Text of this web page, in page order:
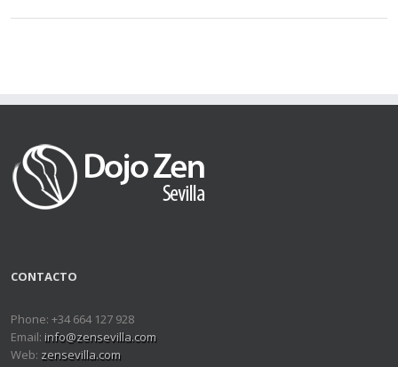
CONTACTO
Phone: +34 664 127 928
Email: info@zensevilla.com
Web: zensevilla.com